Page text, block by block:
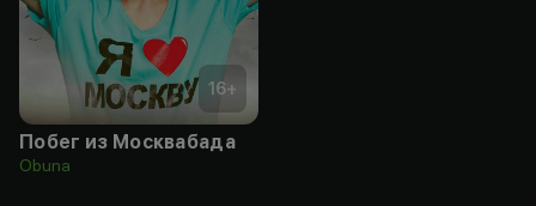
16+
Побег из Москвабада
Obuna